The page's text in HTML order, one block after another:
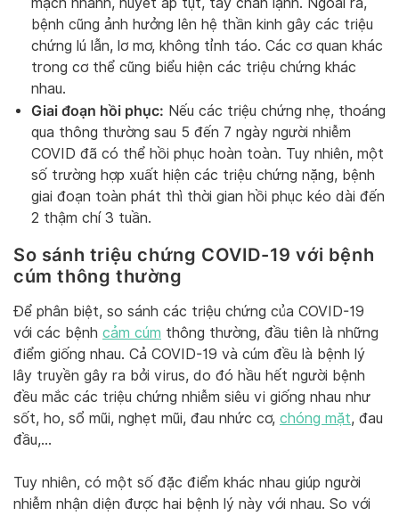
bệnh cũng ảnh hưởng lên hệ thần kinh gây các triệu
chứng lú lẫn, lơ mơ, không tỉnh táo. Các cơ quan khác
trong cơ thể cũng biểu hiện các triệu chứng khác
nhau.
Giai đoạn hồi phục: Nếu các triệu chứng nhẹ, thoáng
qua thông thường sau 5 đến 7 ngày người nhiễm
COVID đã có thể hồi phục hoàn toàn. Tuy nhiên, một
số trường hợp xuất hiện các triệu chứng nặng, bệnh
giai đoạn toàn phát thì thời gian hồi phục kéo dài đến
2 thậm chí 3 tuần.
So sánh triệu chứng COVID-19 với bệnh
cúm thông thường
Để phân biệt, so sánh các triệu chứng của COVID-19
với các bệnh cảm cúm thông thường, đầu tiên là những
điểm giống nhau. Cả COVID-19 và cúm đều là bệnh lý
lây truyền gây ra bởi virus, do đó hầu hết người bệnh
đều mắc các triệu chứng nhiễm siêu vi giống nhau như
sốt, ho, sổ mũi, nghẹt mũi, đau nhức cơ, chóng mặt, đau
đầu,…
Tuy nhiên, có một số đặc điểm khác nhau giúp người
nhiễm nhận diện được hai bệnh lý này với nhau. So với